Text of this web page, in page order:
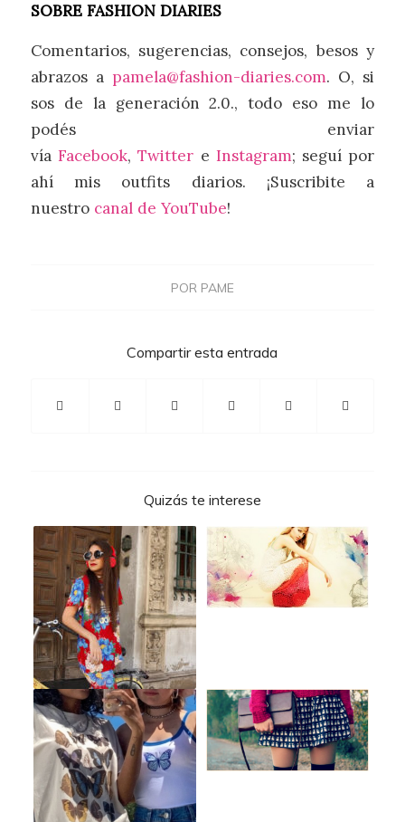
SOBRE FASHION DIARIES
Comentarios, sugerencias, consejos, besos y
abrazos a pamela@fashion-diaries.com. O, si
sos de la generación 2.0., todo eso me lo
podés enviar
vía Facebook,Twitter e Instagram; seguí por
ahí mis outfits diarios. ¡Suscribite a
nuestro canal de YouTube!
POR PAME
Compartir esta entrada
Quizás te interese